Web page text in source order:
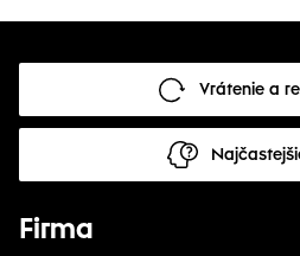
Vrátenie a
Firma